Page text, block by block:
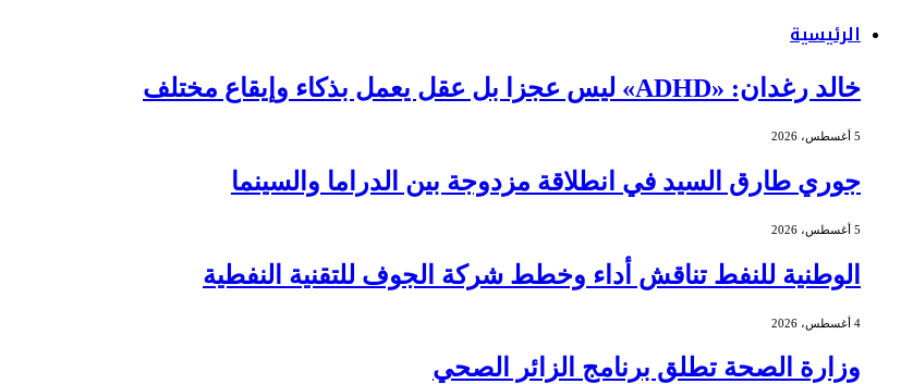
الرئيسية
خالد رغدان: «ADHD» ليس عجزا بل عقل يعمل بذكاء وإيقاع مختلف
5 أغسطس، 2026
جوري طارق السيد في انطلاقة مزدوجة بين الدراما والسينما
5 أغسطس، 2026
الوطنية للنفط تناقش أداء وخطط شركة الجوف للتقنية النفطية
4 أغسطس، 2026
وزارة الصحة تطلق برنامج الزائر الصحي